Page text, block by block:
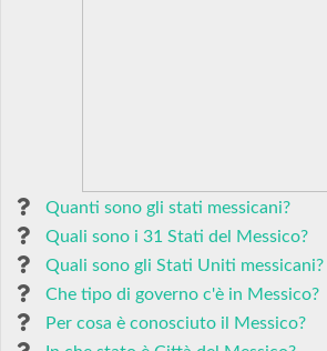
Quanti sono gli stati messicani?
Quali sono i 31 Stati del Messico?
Quali sono gli Stati Uniti messicani?
Che tipo di governo c'è in Messico?
Per cosa è conosciuto il Messico?